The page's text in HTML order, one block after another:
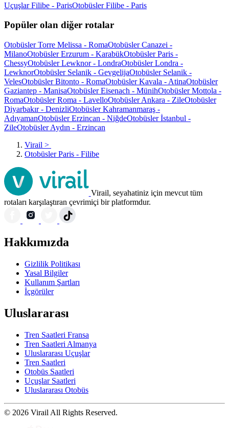
Uçuşlar Filibe - ParisOtobüsler Filibe - Paris
Popüler olan diğer rotalar
Otobüsler Torre Melissa - RomaOtobüsler Canazei -
MilanoOtobüsler Erzurum - KarabükOtobüsler Paris -
ChessyOtobüsler Lewknor - LondraOtobüsler Londra -
LewknorOtobüsler Selanik - GevgelijaOtobüsler Selanik -
VelesOtobüsler Bitonto - RomaOtobüsler Kavala - AtinaOtobüsler
Gaziantep - ManisaOtobüsler Eisenach - MünihOtobüsler Mottola -
RomaOtobüsler Roma - LavelloOtobüsler Ankara - ZileOtobüsler
Diyarbakır - DenizliOtobüsler Kahramanmaraş -
AdıyamanOtobüsler Erzincan - NiğdeOtobüsler İstanbul -
ZileOtobüsler Aydın - Erzincan
Virail >
Otobüsler Paris - Filibe
Virail, seyahatiniz için mevcut tüm
rotaları karşılaştıran çevrimiçi bir platformdur.
Hakkımızda
Gizlilik Politikası
Yasal Bilgiler
Kullanım Şartları
İçgörüler
Uluslararası
Tren Saatleri Fransa
Tren Saatleri Almanya
Uluslararası Uçuşlar
Tren Saatleri
Otobüs Saatleri
Uçuşlar Saatleri
Uluslararası Otobüs
© 2026 Virail All Rights Reserved.